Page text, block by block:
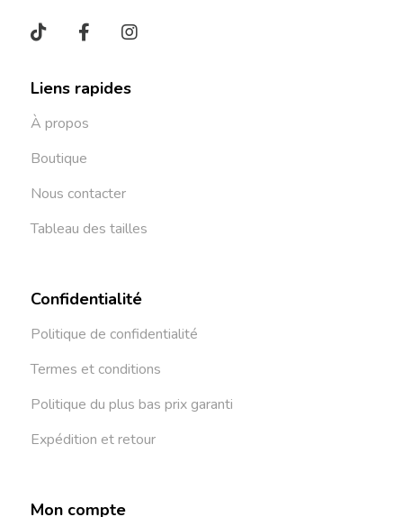
Liens rapides
À propos
Boutique
Nous contacter
Tableau des tailles
Confidentialité
Politique de confidentialité
Termes et conditions
Politique du plus bas prix garanti
Expédition et retour
Mon compte